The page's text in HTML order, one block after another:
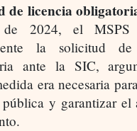
de licencia
de 2024, el MSPS
la solicitud
ante la SIC,
era necesaria
y garantizar el